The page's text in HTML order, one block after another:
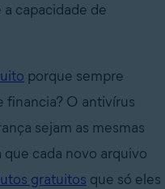
capacidade de
porque sempre
financia? O antivírus
sejam as mesmas
que cada novo arquivo
gratuitos que só eles